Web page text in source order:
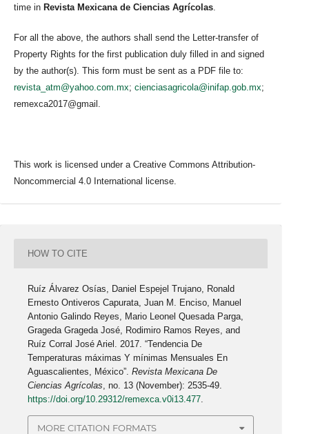
time in Revista Mexicana de Ciencias Agrícolas.
For all the above, the authors shall send the Letter-transfer of
Property Rights for the first publication duly filled in and signed
by the author(s). This form must be sent as a PDF file to:
revista_atm@yahoo.com.mx; cienciasagricola@inifap.gob.mx;
remexca2017@gmail.
This work is licensed under a Creative Commons Attribution-
Noncommercial 4.0 International license.
HOW TO CITE
Ruíz Álvarez Osías, Daniel Espejel Trujano, Ronald
Ernesto Ontiveros Capurata, Juan M. Enciso, Manuel
Antonio Galindo Reyes, Mario Leonel Quesada Parga,
Grageda Grageda José, Rodimiro Ramos Reyes, and
Ruíz Corral José Ariel. 2017. “Tendencia De
Temperaturas máximas Y mínimas Mensuales En
Aguascalientes, México”.Revista Mexicana De
Ciencias Agrícolas, no. 13 (November): 2535-49.
https://doi.org/10.29312/remexca.v0i13.477.
MORE CITATION FORMATS